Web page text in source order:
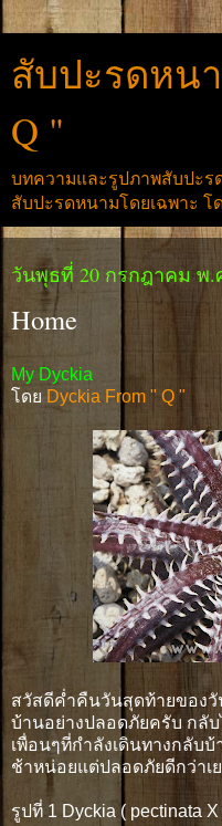
สับปะรดหนา
Q "
บทความและรูปภาพสับปะร
สับปะรดหนามโดยเฉพาะ โ
วันพุธที่ 20 กรกฎาคม พ.
Home
My Dyckia
โดย Dyckia From " Q "
สวัสดีค่ำคืนวันสุดท้ายของวั
บ้านอย่างปลอดภัยครับ กลั
เพื่อนๆที่กำลังเดินทางกลับ
ช้าหน่อยแต่ปลอดภัยดีกว่าเ
รูปที่ 1 Dyckia ( pectinata